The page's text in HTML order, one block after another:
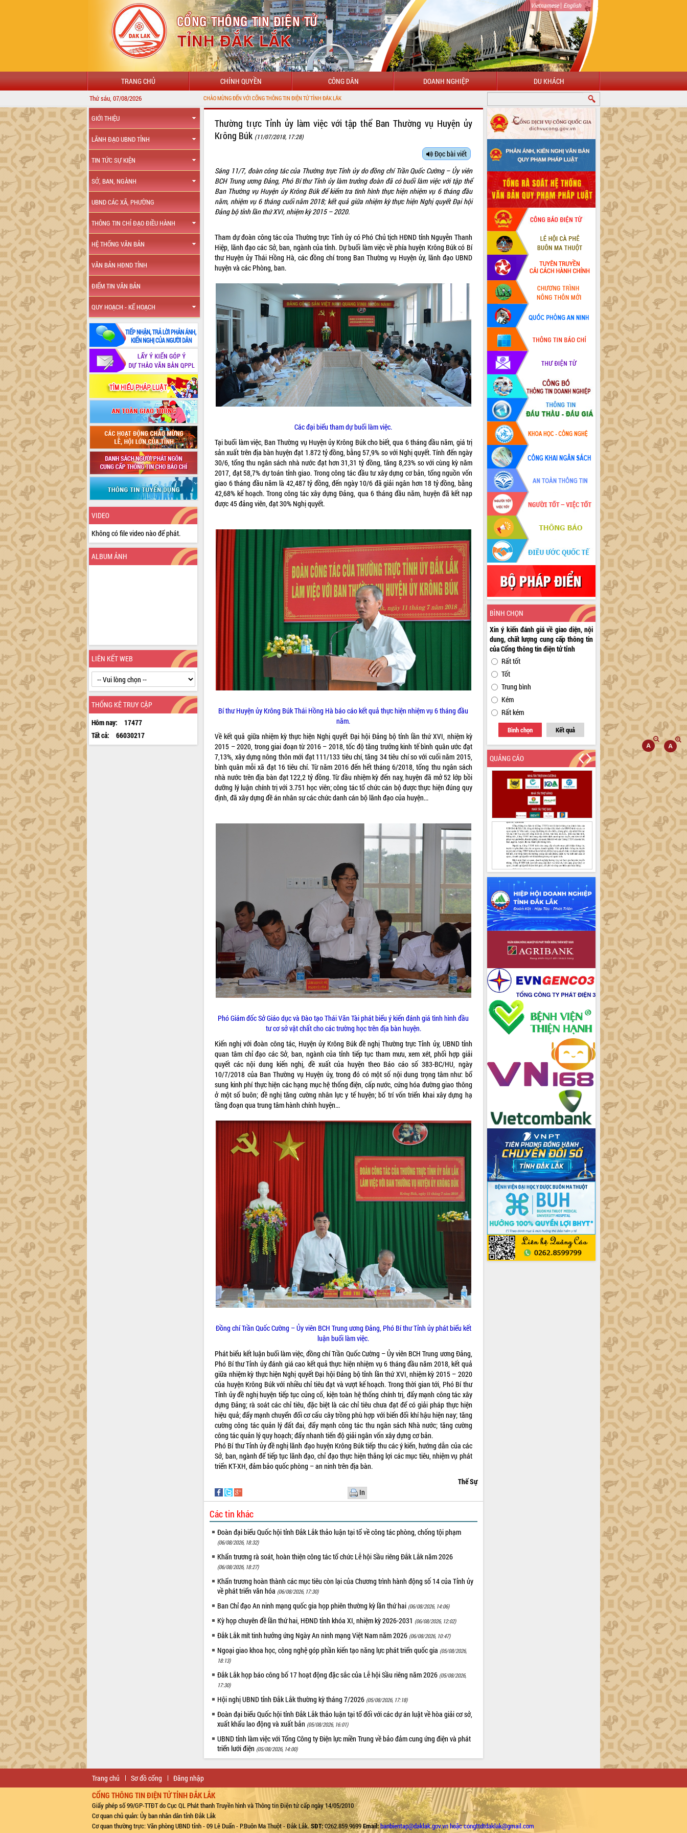
Vietnamese| English
TRANG CHỦ CHÍNH QUYỀN CÔNG DÂN DOANH NGHIỆP DU KHÁCH
Thứ sáu, 07/08/2026 CHÀO MỪNG ĐẾN VỚI CỔNG THÔNG TIN ĐIỆN TỬ TỈNH ĐẮK LẮK
GIỚI THIỆU
LÃNH ĐẠO UBND TỈNH
TIN TỨC SỰ KIỆN
SỞ, BAN, NGÀNH
UBND CÁC XÃ, PHƯỜNG
THÔNG TIN CHỈ ĐẠO ĐIỀU HÀNH
HỆ THỐNG VĂN BẢN
VĂN BẢN HĐND TỈNH
ĐIỂM TIN VĂN BẢN
QUY HOẠCH - KẾ HOẠCH
VIDEO
Không có file video nào để phát.
ALBUM ẢNH
LIÊN KẾT WEB
THỐNG KÊ TRUY CẬP
Hôm nay:
17477
Tất cả:
66030217
Thường trực Tỉnh ủy làm việc với tập thể Ban Thường vụ Huyện ủy
Krông Búk (11/07/2018, 17:28)
Đọc bài viết
Sáng 11/7, đoàn công tác của Thường trực Tỉnh ủy do đồng chí Trần Quốc Cường – Ủy viên
BCH Trung ương Đảng, Phó Bí thư Tỉnh ủy làm trưởng đoàn đã có buổi làm việc với tập thể
Ban Thường vụ Huyện ủy Krông Búk để kiểm tra tình hình thực hiện nhiệm vụ 6 tháng đầu
năm, nhiệm vụ 6 tháng cuối năm 2018; kết quả giữa nhiệm kỳ thực hiện Nghị quyết Đại hội
Đảng bộ tỉnh lần thứ XVI, nhiệm kỳ 2015 – 2020.
Tham dự đoàn công tác của Thường trực Tỉnh ủy có Phó Chủ tịch HĐND tỉnh Nguyễn Thanh
Hiệp, lãnh đạo các Sở, ban, ngành của tỉnh. Dự buổi làm việc về phía huyện Krông Búk có Bí
thư Huyện ủy Thái Hồng Hà, các đồng chí trong Ban Thường vụ Huyện ủy, lãnh đạo UBND
huyện và các Phòng, ban.
Các đại biểu tham dự buổi làm việc.
Tại buổi làm việc, Ban Thường vụ Huyện ủy Krông Búk cho biết, qua 6 tháng đầu năm, giá trị
sản xuất trên địa bàn huyện đạt 1.872 tỷ đồng, bằng 57,9% so với Nghị quyết. Tính đến ngày
30/6, tổng thu ngân sách nhà nước đạt hơn 31,31 tỷ đồng, tăng 8,23% so với cùng kỳ năm
2017, đạt 58,7% dự toán tỉnh giao. Trong công tác đầu tư xây dựng cơ bản, tổng nguồn vốn
giao 6 tháng đầu năm là 42,487 tỷ đồng, đến ngày 10/6 đã giải ngân hơn 18 tỷ đồng, bằng
42,68% kế hoạch. Trong công tác xây dựng Đảng, qua 6 tháng đầu năm, huyện đã kết nạp
được 45 đảng viên, đạt 30% Nghị quyết.
Bí thư Huyện ủy Krông Búk Thái Hồng Hà báo cáo kết quả thực hiện nhiệm vụ 6 tháng đầu
năm.
Về kết quả giữa nhiệm kỳ thực hiện Nghị quyết Đại hội Đảng bộ tỉnh lần thứ XVI, nhiệm kỳ
2015 – 2020, trong giai đoạn từ 2016 – 2018, tốc độ tăng trưởng kinh tế bình quân ước đạt
7,13%, xây dựng nông thôn mới đạt 111/133 tiêu chí, tăng 34 tiêu chí so với cuối năm 2015,
bình quân mỗi xã đạt 16 tiêu chí. Từ năm 2016 đến hết tháng 6/2018, tổng thu ngân sách
nhà nước trên địa bàn đạt 122,2 tỷ đồng. Từ đầu nhiệm kỳ đến nay, huyện đã mở 52 lớp bồi
dưỡng lý luận chính trị với 3.751 học viên; công tác tổ chức cán bộ được thực hiện đúng quy
định, đã xây dựng đề án nhân sự các chức danh cán bộ lãnh đạo của huyện...
Phó Giám đốc Sở Giáo dục và Đào tạo Thái Văn Tài phát biểu ý kiến đánh giá tình hình đầu
tư cơ sở vật chất cho các trường học trên địa bàn huyện.
Kiến nghị với đoàn công tác, Huyện ủy Krông Búk đề nghị Thường trực Tỉnh ủy, UBND tỉnh
quan tâm chỉ đạo các Sở, ban, ngành của tỉnh tiếp tục tham mưu, xem xét, phối hợp giải
quyết các nội dung kiến nghị, đề xuất của huyện theo Báo cáo số 383-BC/HU, ngày
10/7/2018 của Ban Thường vụ Huyện ủy, trong đó có một số nội dung trọng tâm như: bổ
sung kinh phí thực hiện các hạng mục hệ thống điện, cấp nước, cứng hóa đường giao thông
ở một số buôn; đề nghị tăng cường nhân lực y tế huyện; bố trí vốn triển khai xây dựng hạ
tầng đoạn qua trung tâm hành chính huyện...
Đồng chí Trần Quốc Cường – Ủy viên BCH Trung ương Đảng, Phó Bí thư Tỉnh ủy phát biểu kết
luận buổi làm việc.
Phát biểu kết luận buổi làm việc, đồng chí Trần Quốc Cường – Ủy viên BCH Trung ương Đảng,
Phó Bí thư Tỉnh ủy đánh giá cao kết quả thực hiện nhiệm vụ 6 tháng đầu năm 2018, kết quả
giữa nhiệm kỳ thực hiện Nghị quyết Đại hội Đảng bộ tỉnh lần thứ XVI, nhiệm kỳ 2015 – 2020
của huyện Krông Búk với nhiều chỉ tiêu đạt và vượt kế hoạch. Trong thời gian tới, Phó Bí thư
Tỉnh ủy đề nghị huyện tiếp tục củng cố, kiện toàn hệ thống chính trị, đẩy mạnh công tác xây
dựng Đảng; rà soát các chỉ tiêu, đặc biệt là các chỉ tiêu chưa đạt để có giải pháp thực hiện
hiệu quả; đẩy mạnh chuyển đổi cơ cấu cây trồng phù hợp với biến đổi khí hậu hiện nay; tăng
cường công tác quản lý đất đai, đẩy mạnh công tác thu ngân sách Nhà nước; tăng cường
công tác quản lý quy hoạch; đẩy nhanh tiến độ giải ngân vốn xây dựng cơ bản.
Phó Bí thư Tỉnh ủy đề nghị lãnh đạo huyện Krông Búk tiếp thu các ý kiến, hướng dẫn của các
Sở, ban, ngành để tiếp tục lãnh đạo, chỉ đạo thực hiện thắng lợi các mục tiêu, nhiệm vụ phát
triển KT-XH, đảm bảo quốc phòng – an ninh trên địa bàn.
Thế Sự
In
Các tin khác
Đoàn đại biểu Quốc hội tỉnh Đắk Lắk thảo luận tại tổ về công tác phòng, chống tội phạm
(06/08/2026, 18:32)
Khẩn trương rà soát, hoàn thiện công tác tổ chức Lễ hội Sầu riêng Đắk Lắk năm 2026
(06/08/2026, 18:27)
Khẩn trương hoàn thành các mục tiêu còn lại của Chương trình hành động số 14 của Tỉnh ủy
về phát triển văn hóa (06/08/2026, 17:30)
Ban Chỉ đạo An ninh mạng quốc gia họp phiên thường kỳ lần thứ hai (06/08/2026, 14:06)
Kỳ họp chuyên đề lần thứ hai, HĐND tỉnh khóa XI, nhiệm kỳ 2026-2031 (06/08/2026, 12:02)
Đắk Lắk mít tinh hưởng ứng Ngày An ninh mạng Việt Nam năm 2026 (06/08/2026, 10:47)
Ngoại giao khoa học, công nghệ góp phần kiến tạo năng lực phát triển quốc gia (05/08/2026,
18:13)
Đắk Lắk họp báo công bố 17 hoạt động đặc sắc của Lễ hội Sầu riêng năm 2026 (05/08/2026,
17:30)
Hội nghị UBND tỉnh Đắk Lắk thường kỳ tháng 7/2026 (05/08/2026, 17:18)
Đoàn đại biểu Quốc hội tỉnh Đắk Lắk thảo luận tại tổ đối với các dự án luật về hòa giải cơ sở,
xuất khẩu lao động và xuất bản (05/08/2026, 16:01)
UBND tỉnh làm việc với Tổng Công ty Điện lực miền Trung về bảo đảm cung ứng điện và phát
triển lưới điện (05/08/2026, 14:00)
BÌNH CHỌN
Xin ý kiến đánh giá về giao diện, nội
dung, chất lượng cung cấp thông tin
của Cổng thông tin điện tử tỉnh
Rất tốt
Tốt
Trung bình
Kém
Rất kém
Bình chọn Kết quả
QUẢNG CÁO
Trang chủ Sơ đồ cổng Đăng nhập
CỔNG THÔNG TIN ĐIỆN TỬ TỈNH ĐẮK LẮK
Giấy phép số 99/GP-TTĐT do Cục QL Phát thanh Truyền hình và Thông tin Điện tử cấp ngày 14/05/2010
Cơ quan chủ quản: Ủy ban nhân dân tỉnh Đắk Lắk
Cơ quan thường trực: Văn phòng UBND tỉnh - 09 Lê Duẩn - P.Buôn Ma Thuột - Đắk Lắk.SĐT:0262.859.9699Email:banbientap@daklak.gov.vn hoặc congttdtdaklak@gmail.com